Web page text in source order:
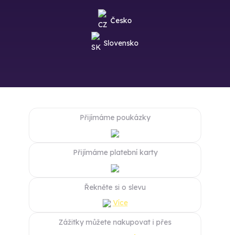
Česko
Slovensko
Přijímáme poukázky
Přijímáme platební karty
Řekněte si o slevu
Více
Zážitky můžete nakupovat i přes